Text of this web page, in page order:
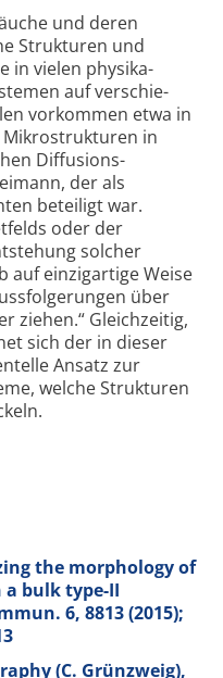
und deren
Strukturen und
in vielen physika­
auf verschie­
vorkommen etwa in
Mikro­strukturen in
Diffusions­
der als
beteiligt war.
oder der
solcher
auf einzig­artige Weise
über
ziehen.“ Gleich­zeitig,
sich der in dieser
Ansatz zur
welche Strukturen
the morphology of
bulk type-II
6, 8813 (2015);
(C. Grünzweig),